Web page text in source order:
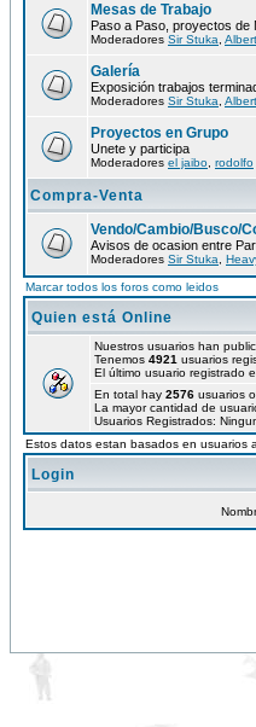
Mesas de Trabajo
Paso a Paso, proyectos de
Moderadores Sir Stuka
Galería
Exposición trabajos
Moderadores Sir Stuka
Proyectos en Grupo
Unete y participa
Moderadores el jaibo rodolfo
Compra-Venta
Vendo/Cambio/Busco/
Avisos de ocasion entre
Moderadores Sir Stuka
Marcar todos los foros como leidos
Quien está Online
Nuestros usuarios han
Tenemos 4921 usuarios
El último usuario registrado
En total hay 2576 usuarios
La mayor cantidad de
Usuarios Registrados:
Estos datos estan basados en usuarios
Login